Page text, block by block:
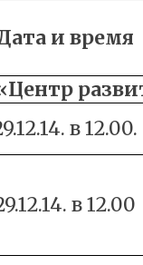
и время
в 12.00.
в 12.00